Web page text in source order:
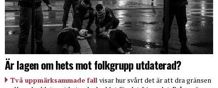
Är lagen om hets mot folkgrupp utdaterad?
Två uppmärksammade fall visar hur svårt det är att dra gränsen